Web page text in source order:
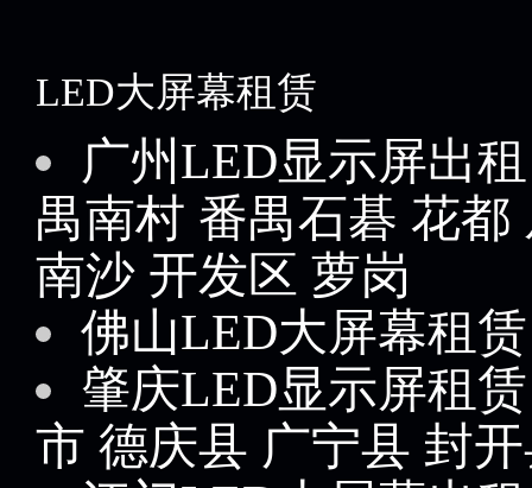
LED大屏幕租赁
广州LED显示屏出租
禺南村 番禺石碁 花都
南沙 开发区 萝岗
佛山LED大屏幕租赁
肇庆LED显示屏租赁
市 德庆县 广宁县 封